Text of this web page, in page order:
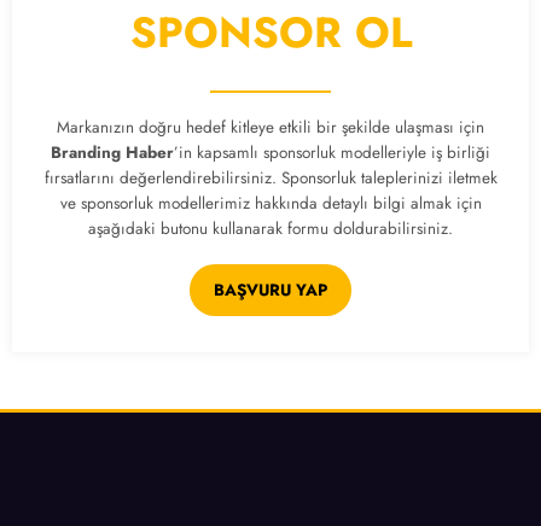
SPONSOR OL
Markanızın doğru hedef kitleye etkili bir şekilde ulaşması için
Branding Haber’in kapsamlı sponsorluk modelleriyle iş birliği
fırsatlarını değerlendirebilirsiniz. Sponsorluk taleplerinizi iletmek
ve sponsorluk modellerimiz hakkında detaylı bilgi almak için
aşağıdaki butonu kullanarak formu doldurabilirsiniz.
BAŞVURU YAP